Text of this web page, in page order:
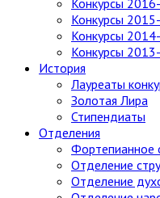
Конкурсы
Конкурсы
Конкурсы
Конкурсы
История
Лауреаты
Золотая Лира
Стипендиаты
Отделения
Фортепианное
Отделение
Отделение